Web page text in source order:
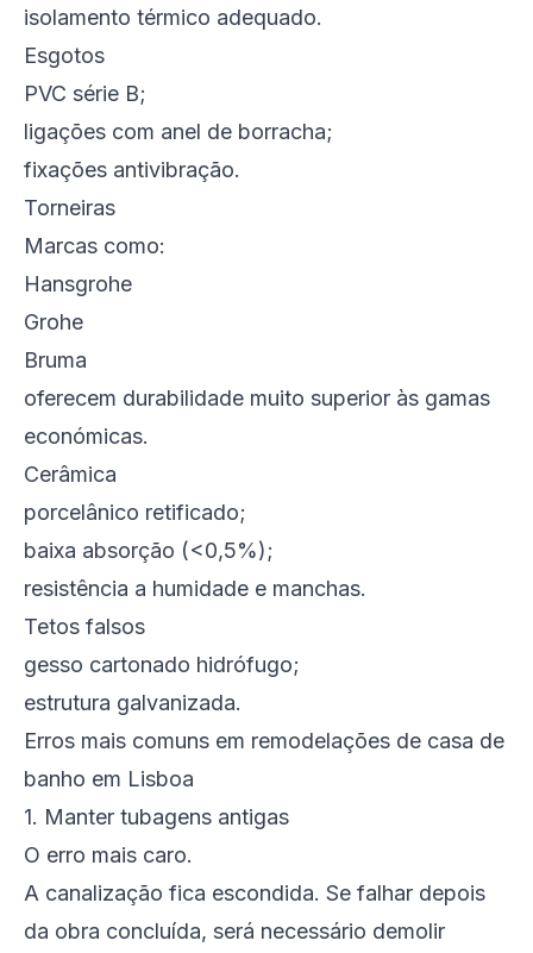
isolamento térmico adequado.
Esgotos
PVC série B;
ligações com anel de borracha;
fixações antivibração.
Torneiras
Marcas como:
Hansgrohe
Grohe
Bruma
oferecem durabilidade muito superior às gamas
económicas.
Cerâmica
porcelânico retificado;
baixa absorção (<0,5%);
resistência a humidade e manchas.
Tetos falsos
gesso cartonado hidrófugo;
estrutura galvanizada.
Erros mais comuns em remodelações de casa de
banho em Lisboa
1. Manter tubagens antigas
O erro mais caro.
A canalização fica escondida. Se falhar depois
da obra concluída, será necessário demolir